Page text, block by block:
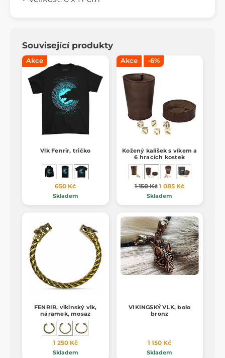
Související produkty
Akce
Vlk Fenrir, tričko
650 Kč
Skladem
Akce -6%
Kožený kalíšek s víkem a
6 hracích kostek
1 150 Kč 1 085 Kč
Skladem
FENRIR, vikinský vlk,
náramek, mosaz
1 250 Kč
Skladem
VIKINGSKÝ VLK, bolo
bronz
1 150 Kč
Skladem